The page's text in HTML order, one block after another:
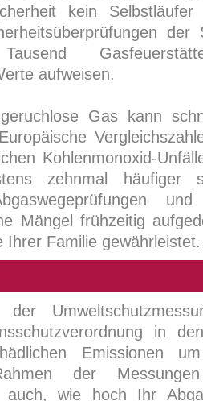
kein
der
aufweisen.
Gas kann
Kohlenmonoxid-
zehnmal häufiger
und
Mängel frühzeitig
Ihrer Familie gewährleistet.
der
in
Emissionen
der
auch, wie hoch Ihr